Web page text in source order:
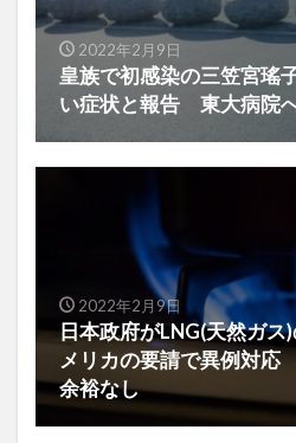
2022年2月9日
皇族で初感染の三笠宮瑤
い症状と報告 東大病院
2022年2月9日
日本政府がLNG(天然ガス
メリカの要請で異例対
余裕なし